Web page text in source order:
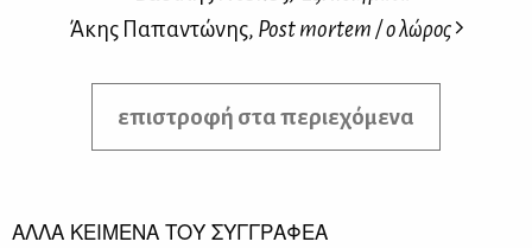
Άκης Παπαντώνης, Post mortem / ο λώρος
επιστροφή στα περιεχόμενα
ΑΛΛΑ ΚΕΙΜΕΝΑ ΤΟΥ ΣΥΓΓΡΑΦΕΑ